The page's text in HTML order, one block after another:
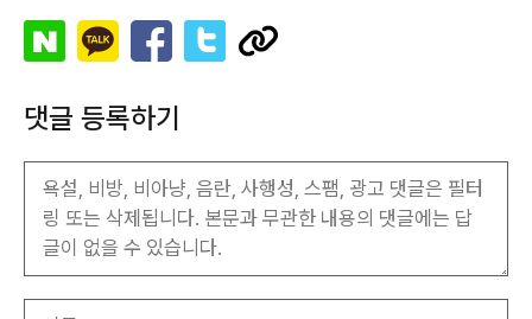
댓글 등록하기